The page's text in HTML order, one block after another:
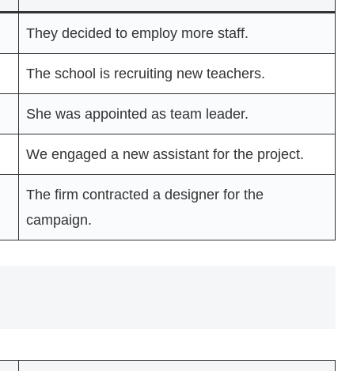
They decided to employ more staff.
The school is recruiting new teachers.
She was appointed as team leader.
We engaged a new assistant for the project.
The firm contracted a designer for the
campaign.